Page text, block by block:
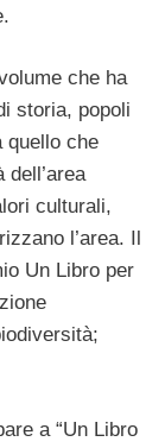
che ha
storia, popoli
quello che
culturali,
l’area. Il
Un Libro per
a “Un Libro